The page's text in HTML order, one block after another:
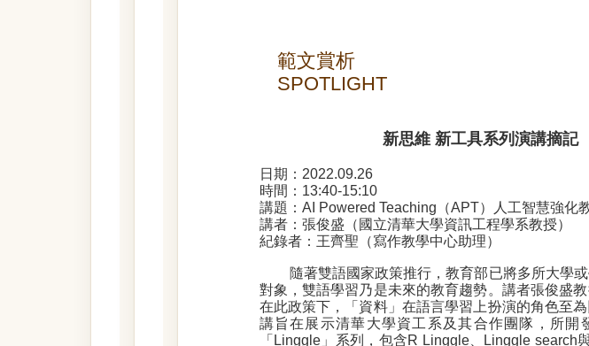
範文賞析
SPOTLIGHT
新思維 新工具系列演講摘記
日期：2022.09.26
時間：13:40-15:10
講題：AI Powered Teaching（APT）人工智慧強化
講者：張俊盛（國立清華大學資訊工程學系教授）
紀錄者：王齊聖（寫作教學中心助理）
隨著雙語國家政策推行，教育部已將多所大學
對象，雙語學習乃是未來的教育趨勢。講者張俊盛教
在此政策下，「資料」在語言學習上扮演的角色至
講旨在展示清華大學資工系及其合作團隊，所開
「Linggle」系列，包含R Linggle、Linggle search